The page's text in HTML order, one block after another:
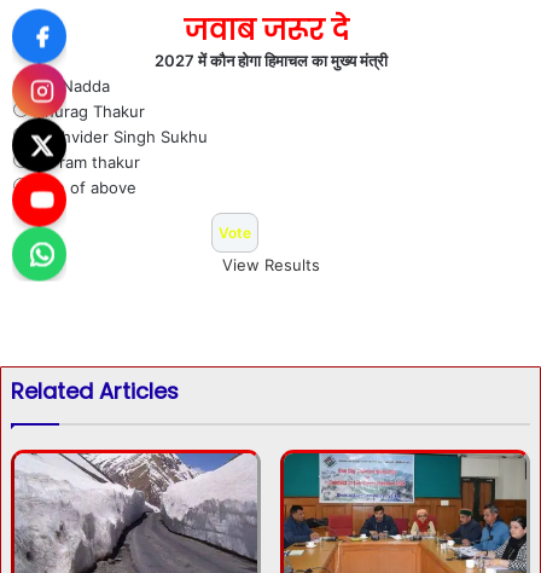
जवाब जरूर दे
2027 में कौन होगा हिमाचल का मुख्य मंत्री
J P Nadda
Anurag Thakur
Sukhvider Singh Sukhu
Jai ram thakur
Non of above
View Results
Related Articles